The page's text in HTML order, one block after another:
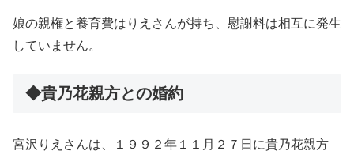
娘の親権と養育費はりえさんが持ち、慰謝料は相互に発生
していません。
◆貴乃花親方との婚約
宮沢りえさんは、１９９２年１１月２７日に貴乃花親方